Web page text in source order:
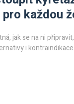
každou
jak se na ni
i kontraindikace.